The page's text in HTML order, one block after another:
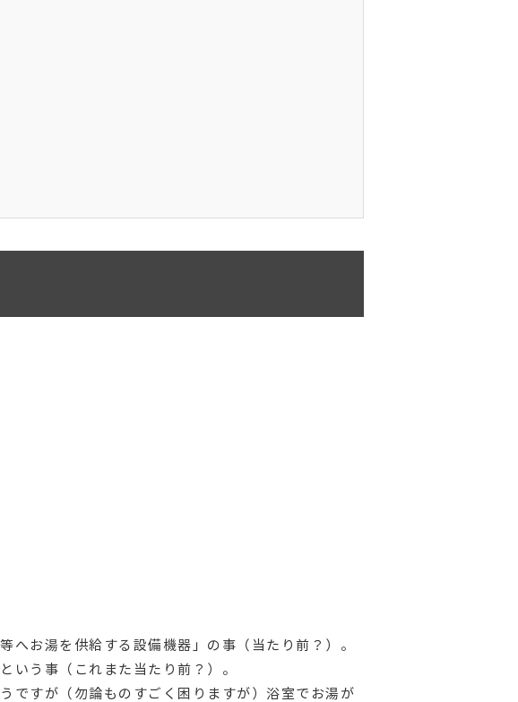
お湯を供給する設備機器」の事（当たり前？）。
いう事（これまた当たり前？）。
ですが（勿論ものすごく困りますが）浴室でお湯が